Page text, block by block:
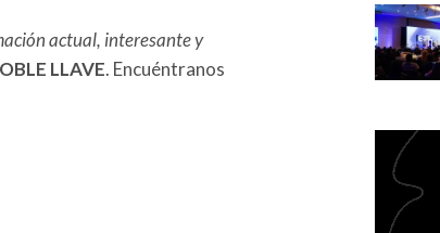
actual, interesante y
LLAVE. Encuéntranos